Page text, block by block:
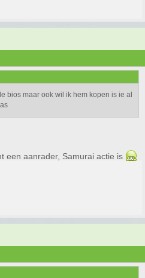
bios maar ook wil ik hem kopen is ie al
een aanrader, Samurai actie is